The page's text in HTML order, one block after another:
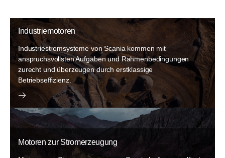
Industriemotoren
Industriestromsysteme von Scania kommen mit
anspruchsvollsten Aufgaben und Rahmenbedingungen
zurecht und überzeugen durch erstklassige
Betriebseffizienz.
Motoren zur Stromerzeugung